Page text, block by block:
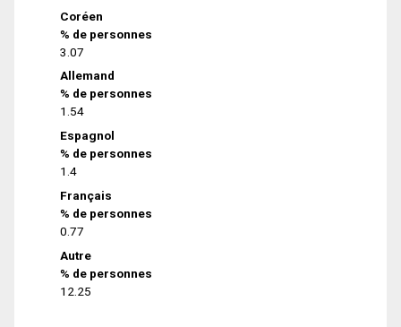
Coréen
% de personnes
3.07
Allemand
% de personnes
1.54
Espagnol
% de personnes
1.4
Français
% de personnes
0.77
Autre
% de personnes
12.25